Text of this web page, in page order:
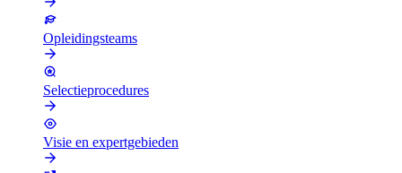
Opleidingsteams
Selectieprocedures
Visie en expertgebieden